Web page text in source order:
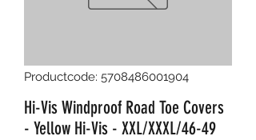
Productcode: 5708486001904
Hi-Vis Windproof Road Toe Covers
- Yellow Hi-Vis - XXL/XXXL/46-49